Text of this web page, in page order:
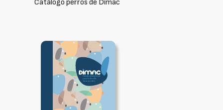
Catálogo perros de Dimac